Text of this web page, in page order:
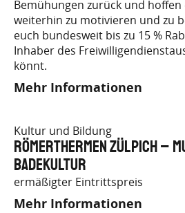
Bemühungen zurück und
weiterhin zu motivieren und zu
euch bundesweit bis zu 15 %
Inhaber des
könnt.
Mehr Informationen
Kultur und Bildung
Römerthermen Zülpich –
Badekultur
ermäßigter Eintrittspreis
Mehr Informationen